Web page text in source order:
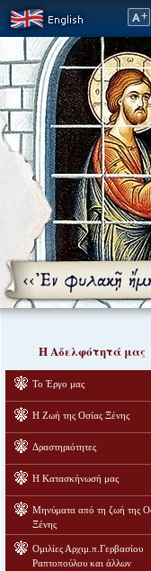
Η Αδελφότητά μας
Το Έργο μας
Η Ζωή της Οσίας Ξένης
Δραστηριότητες
Η Κατασκήνωσή μας
Μηνύματα από τη ζωή της
Ξένης
Ομιλίες Αρχιμ.π.Γερβασίου
Ραπτοπούλου και άλλων